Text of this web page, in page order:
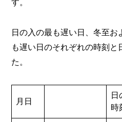
す。
日の入の最も遅い日、冬至
も遅い日のそれぞれの時刻と
た。
月日
日
時